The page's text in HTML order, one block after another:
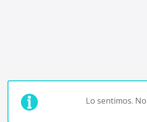
Lo sentimos.